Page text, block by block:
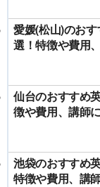
愛媛(松山)のお
選！特徴や費用
仙台のおすすめ
徴や費用、講師
池袋のおすすめ
特徴や費用、講